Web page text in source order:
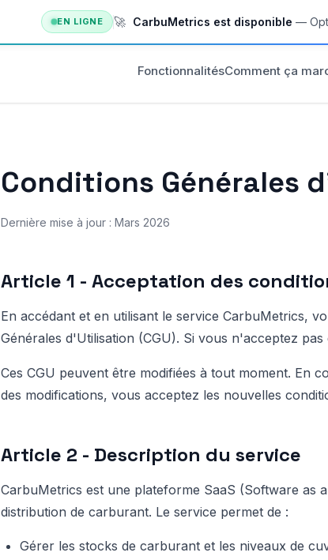
EN LIGNE 🚀 CarbuMetrics est disponible —
FonctionnalitésComment ça
Conditions Générales
Dernière mise à jour : Mars 2026
Article 1 - Acceptation des
En accédant et en utilisant le service CarbuMetrics,
Générales d'Utilisation (CGU). Si vous n'acceptez
Ces CGU peuvent être modifiées à tout moment. En
des modifications, vous acceptez les nouvelles
Article 2 - Description du service
CarbuMetrics est une plateforme SaaS (Software as
distribution de carburant. Le service permet de :
Gérer les stocks de carburant et les niveaux de